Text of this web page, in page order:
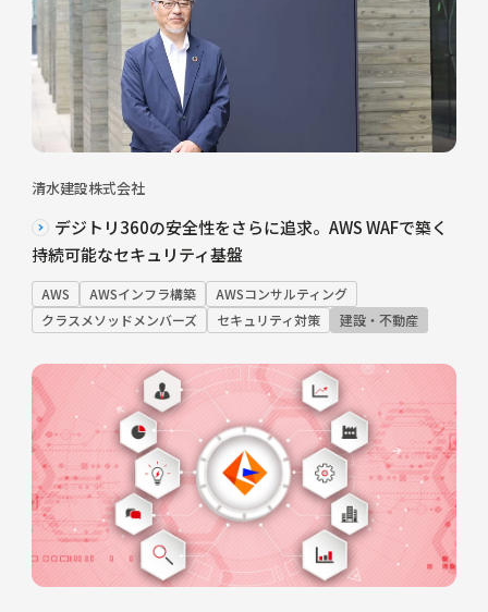
清水建設株式会社
デジトリ360の安全性をさらに追求。AWS WAFで築く
持続可能なセキュリティ基盤
AWS AWSインフラ構築
AWSコンサルティング
クラスメソッドメンバーズ
セキュリティ対策 建設・不動産